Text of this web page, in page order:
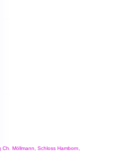
Verlag Ch. Möllmann, Schloss